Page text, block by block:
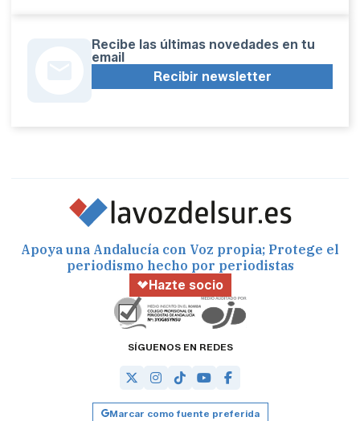
Recibe las últimas novedades en tu
email
Recibir newsletter
Apoya una Andalucía con Voz propia; Protege el
periodismo hecho por periodistas
Hazte socio
SÍGUENOS EN REDES
Marcar como fuente preferida